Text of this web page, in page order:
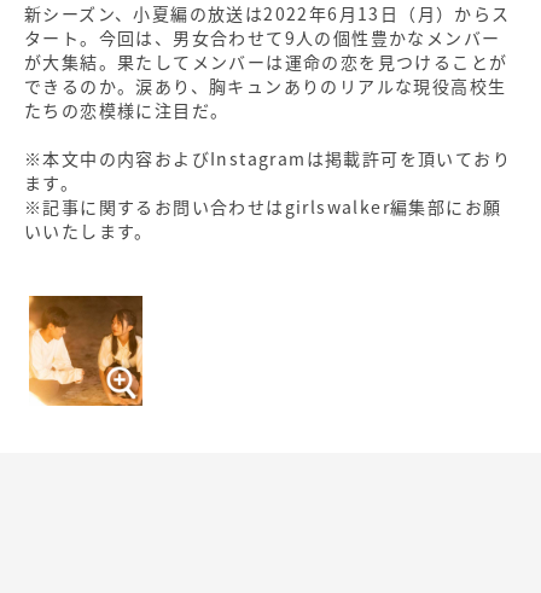
新シーズン、小夏編の放送は2022年6月13日（月）からス
タート。今回は、男女合わせて9人の個性豊かなメンバー
が大集結。果たしてメンバーは運命の恋を見つけることが
できるのか。涙あり、胸キュンありのリアルな現役高校生
たちの恋模様に注目だ。
※本文中の内容およびInstagramは掲載許可を頂いており
ます。
※記事に関するお問い合わせはgirlswalker編集部にお願
いいたします。